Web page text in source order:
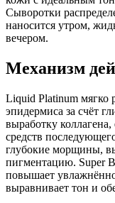
Сыворотки
наносится утром,
вечером.
Механизм
Liquid Platinum мягко
эпидермиса за счёт
выработку
средств
глубокие морщины,
пигментацию. Super
повышает
выравнивает тон и